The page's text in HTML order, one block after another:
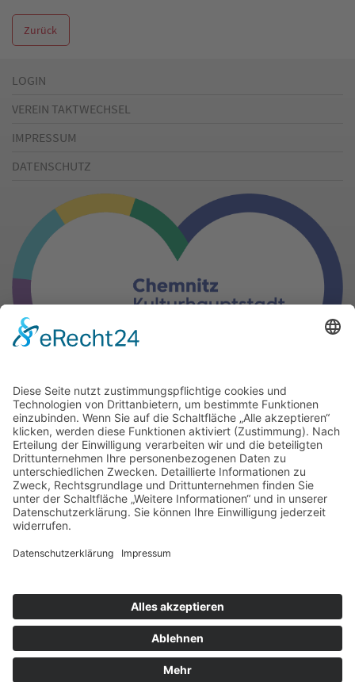
Zurück
LOGIN
VEREIN TAKTWECHSEL
IMPRESSUM
DATENSCHUTZ
Gern können Sie unsere Arbeit
mit einer Spende unterstützen.
BIC: CHEKDE81XXX
© 2026 taktwechsel chemnitz
E-Mail
taktwechsel auf Instagram